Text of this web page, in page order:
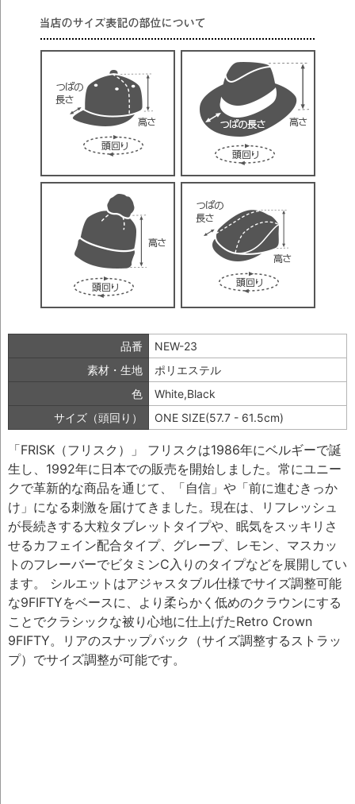
品番
NEW-23
素材・生地
ポリエステル
色
White,Black
サイズ（頭回り）
ONE SIZE(57.7 - 61.5cm)
「FRISK（フリスク）」 フリスクは1986年にベルギーで誕
生し、1992年に日本での販売を開始しました。常にユニー
クで革新的な商品を通じて、「自信」や「前に進むきっか
け」になる刺激を届けてきました。現在は、リフレッシュ
が長続きする大粒タブレットタイプや、眠気をスッキリさ
せるカフェイン配合タイプ、グレープ、レモン、マスカッ
トのフレーバーでビタミンC入りのタイプなどを展開してい
ます。 シルエットはアジャスタブル仕様でサイズ調整可能
な9FIFTYをベースに、より柔らかく低めのクラウンにする
ことでクラシックな被り心地に仕上げたRetro Crown
9FIFTY。リアのスナップバック（サイズ調整するストラッ
プ）でサイズ調整が可能です。